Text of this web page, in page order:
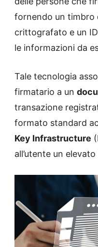
fornendo un timbro
crittografato e un
le informazioni da
Tale tecnologia
firmatario a un
transazione
formato standard
Key Infrastructure
all’utente un